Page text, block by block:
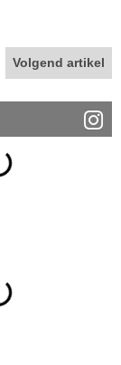
Volgend artikel